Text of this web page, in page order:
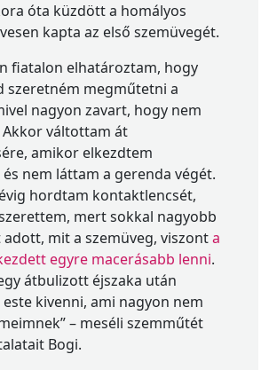
óta küzdött a homályos
kapta az első szemüvegét.
fiatalon elhatároztam, hogy
szeretném megműtetni a
nagyon zavart, hogy nem
Akkor váltottam át
amikor elkezdtem
nem láttam a gerenda végét.
hordtam kontaktlencsét,
mert sokkal nagyobb
mit a szemüveg, viszonta
egyre macerásabb lenni.
átbulizott éjszaka után
kivenni, ami nagyon nem
– meséli szemműtét
Bogi.